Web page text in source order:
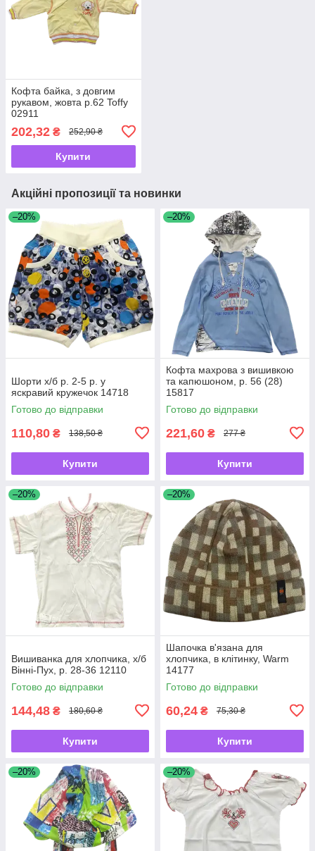
Кофта байка, з довгим
рукавом, жовта р.62 Toffy
02911
202,32 ₴ 252,90 ₴
Купити
Акційні пропозиції та новинки
–20%
Шорти х/б р. 2-5 р. у
яскравий кружечок 14718
Готово до відправки
110,80 ₴ 138,50 ₴
Купити
–20%
Кофта махрова з вишивкою
та капюшоном, р. 56 (28)
15817
Готово до відправки
221,60 ₴ 277 ₴
Купити
–20%
Вишиванка для хлопчика, х/б
Вінні-Пух, р. 28-36 12110
Готово до відправки
144,48 ₴ 180,60 ₴
Купити
–20%
Шапочка в'язана для
хлопчика, в клітинку, Warm
14177
Готово до відправки
60,24 ₴ 75,30 ₴
Купити
–20% –20%